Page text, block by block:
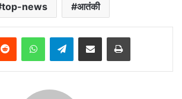
top-news आतंकी
Telegram